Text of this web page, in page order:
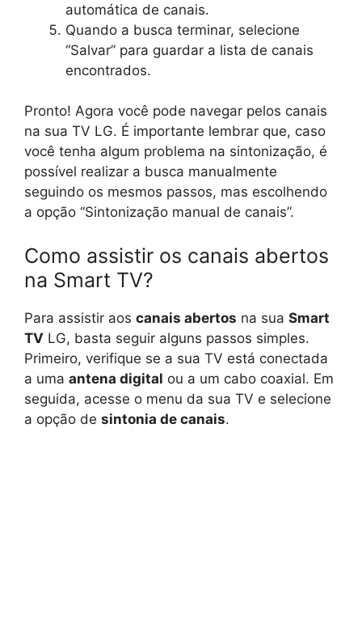
automática de canais.
Quando a busca terminar, selecione
“Salvar” para guardar a lista de canais
encontrados.
Pronto! Agora você pode navegar pelos canais
na sua TV LG. É importante lembrar que, caso
você tenha algum problema na sintonização, é
possível realizar a busca manualmente
seguindo os mesmos passos, mas escolhendo
a opção “Sintonização manual de canais”.
Como assistir os canais abertos
na Smart TV?
Para assistir aos canais abertos na sua Smart
TV LG, basta seguir alguns passos simples.
Primeiro, verifique se a sua TV está conectada
a uma antena digital ou a um cabo coaxial. Em
seguida, acesse o menu da sua TV e selecione
a opção de sintonia de canais.